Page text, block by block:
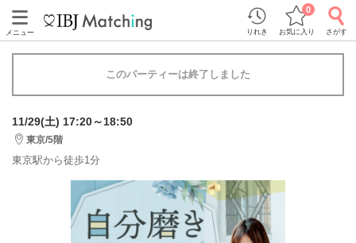
メニュー りれき お気に入り
0
さがす
このパーティーは終了しました
11/29(土) 17:20～18:50
東京/5階
東京駅から徒歩1分